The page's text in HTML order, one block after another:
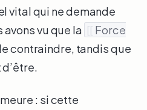
vital qui ne demande
avons vu que la [[ Force
contraindre, tandis que
: si cette